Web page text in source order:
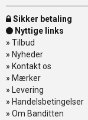
Sikker betaling
Nyttige links
» Tilbud
» Nyheder
» Kontakt os
» Mærker
» Levering
» Handelsbetingelser
» Om Banditten